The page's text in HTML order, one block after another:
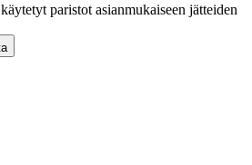
paristot asianmukaiseen jätteiden